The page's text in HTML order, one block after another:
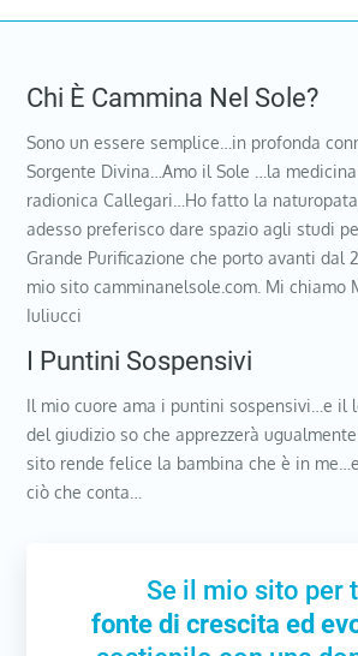
Chi È Cammina Nel Sole?
Sono un essere semplice…in profonda
Sorgente Divina…Amo il Sole …la
radionica Callegari…Ho fatto la naturopata
adesso preferisco dare spazio agli studi
Grande Purificazione che porto avanti dal
mio sito camminanelsole.com. Mi chiamo
Iuliucci
I Puntini Sospensivi
Il mio cuore ama i puntini sospensivi…e il
del giudizio so che apprezzerà
sito rende felice la bambina che è in
ciò che conta…
Se il mio sito per
fonte di crescita ed